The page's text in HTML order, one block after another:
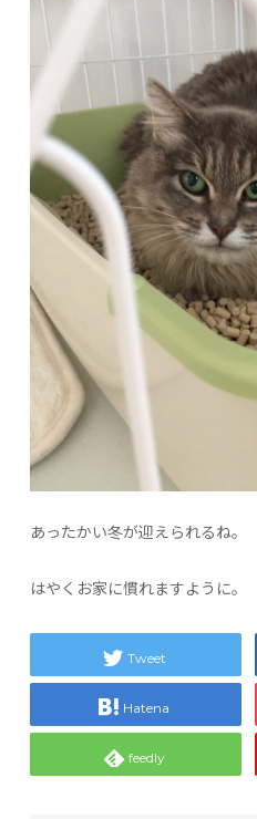
あったかい冬が迎えられるね。
はやくお家に慣れますように。
Tweet
Hatena
feedly